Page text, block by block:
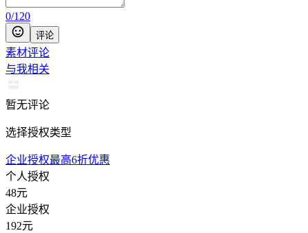
0/120
评论
素材评论
与我相关
暂无评论
选择授权类型
企业授权最高6折优惠
个人授权
48元
企业授权
192元